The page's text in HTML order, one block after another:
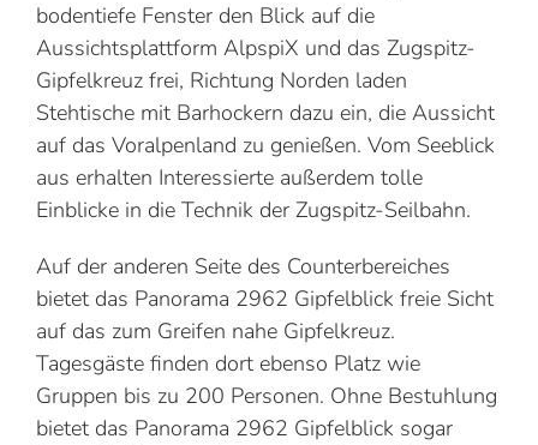
bodentiefe Fenster den Blick auf die
Aussichtsplattform AlpspiX und das Zugspitz-
Gipfelkreuz frei, Richtung Norden laden
Stehtische mit Barhockern dazu ein, die Aussicht
auf das Voralpenland zu genießen. Vom Seeblick
aus erhalten Interessierte außerdem tolle
Einblicke in die Technik der Zugspitz-Seilbahn.
Auf der anderen Seite des Counterbereiches
bietet das Panorama 2962 Gipfelblick freie Sicht
auf das zum Greifen nahe Gipfelkreuz.
Tagesgäste finden dort ebenso Platz wie
Gruppen bis zu 200 Personen. Ohne Bestuhlung
bietet das Panorama 2962 Gipfelblick sogar